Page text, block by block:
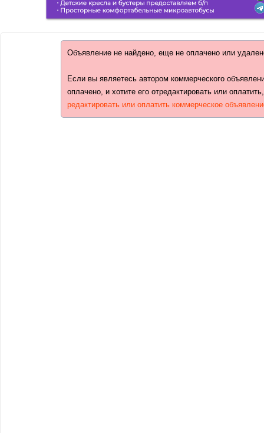
Объявление не найдено, еще не оплачено или
Если вы являетесь автором коммерческого
оплачено, и хотите его отредактировать или
редактировать или оплатить коммерческое